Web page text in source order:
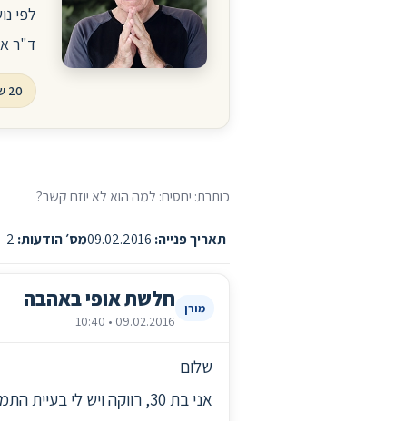
לפי
ד"ר
20 שנות פורום, עשרות אלפי שאלות ותשובות
כותרת: יחסים: למה הוא לא יוזם קשר?
תאריך פנייה: מס׳ הודעות:
מורן חלשת אופי באהבה
09.02.2016 • 10:40
שלום
אני בת 30, רווקה ויש לי